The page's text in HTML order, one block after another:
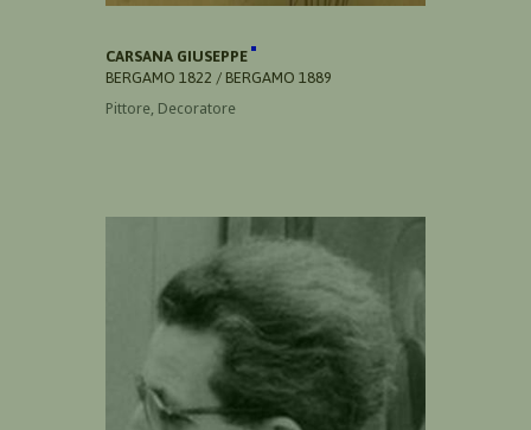
CARSANA GIUSEPPE
BERGAMO 1822 / BERGAMO 1889
Pittore, Decoratore